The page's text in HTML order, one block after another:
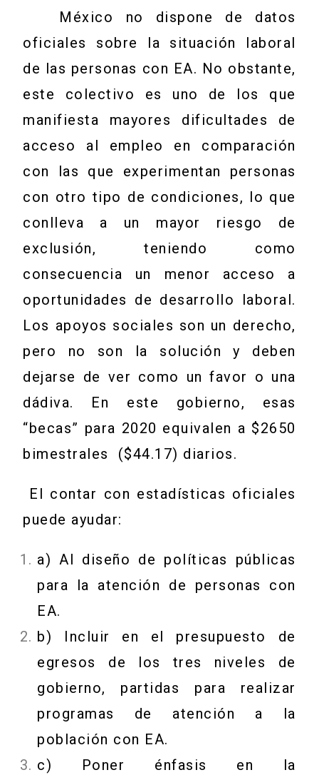
México no dispone de datos
oficiales sobre la situación laboral
de las personas con EA. No obstante,
este colectivo es uno de los que
manifiesta mayores dificultades de
acceso al empleo en comparación
con las que experimentan personas
con otro tipo de condiciones, lo que
conlleva a un mayor riesgo de
exclusión, teniendo como
consecuencia un menor acceso a
oportunidades de desarrollo laboral.
Los apoyos sociales son un derecho,
pero no son la solución y deben
dejarse de ver como un favor o una
dádiva. En este gobierno, esas
“becas” para 2020 equivalen a $2650
bimestrales ($44.17) diarios.
El contar con estadísticas oficiales
puede ayudar:
a) Al diseño de políticas públicas
para la atención de personas con
EA.
b) Incluir en el presupuesto de
egresos de los tres niveles de
gobierno, partidas para realizar
programas de atención a la
población con EA.
c) Poner énfasis en la